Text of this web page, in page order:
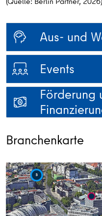
Aus- und
Events
Förderung
Branchenkarte